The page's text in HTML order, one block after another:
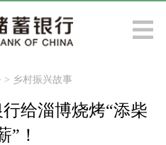
> 乡村振兴故事
给淄博烧烤“添柴
”！